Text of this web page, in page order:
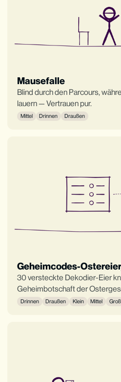
Mausefalle
Blind durch den Parcours,
lauern — Vertrauen pur.
Mittel Drinnen Draußen
Geheimcodes-
30 versteckte Dekodier-Eier
Geheimbotschaft der
Drinnen Draußen Klein Mittel Groß